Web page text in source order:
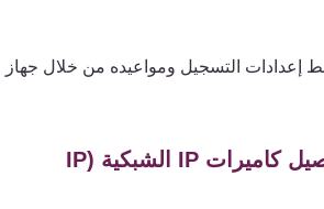
التسجيل ومواعيده من خلال جهاز
الطريقة الثانية: توصيل كاميرات IP الشبكية (IP